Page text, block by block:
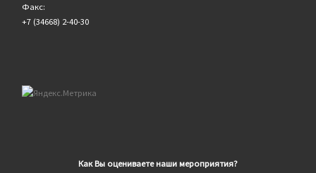
Факс:
+7 (34668) 2-40-30
Как Вы оцениваете наши мероприятия?